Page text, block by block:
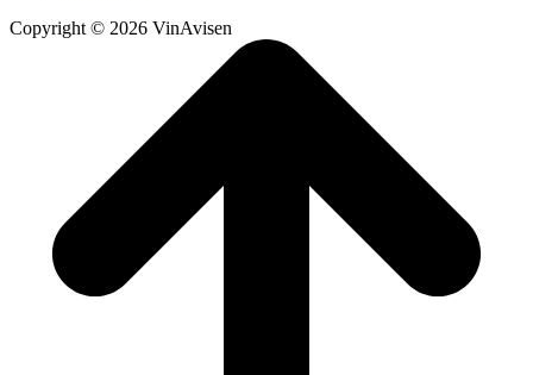
Copyright © 2026 VinAvisen